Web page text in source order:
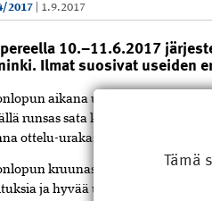
2017
1.9.2017
10.–11.6.2017
Ilmat suosivat useiden
aikana urheiltiin ahkerasti;
runsas sata kilpailijaa, samaan
ottelu-urakasta selviytyi
kruunasi hieno
ja hyvää urheiluhenkeä.
Tämä